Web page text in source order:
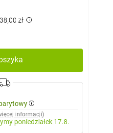
zł
informacji)
poniedziałek 17.8.